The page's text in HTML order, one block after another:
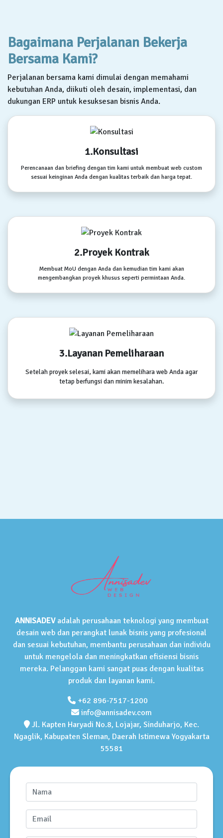
Bagaimana Perjalanan Bekerja
Bersama Kami?
Perjalanan bersama kami dimulai dengan memahami
kebutuhan Anda, diikuti oleh desain, implementasi, dan
dukungan ERP untuk kesuksesan bisnis Anda.
1.Konsultasi
Perencanaan dan briefing dengan tim kami untuk membuat web custom
sesuai keinginan Anda dengan kualitas terbaik dan harga tepat.
2.Proyek Kontrak
Membuat MoU dengan Anda dan kemudian tim kami akan
mengembangkan proyek khusus seperti permintaan Anda.
3.Layanan Pemeliharaan
Setelah proyek selesai, kami akan memelihara web Anda agar
tetap berfungsi dan minim kesalahan.
ANNISADEVadalah perusahaan teknologi yang membuat
desain web dan perangkat lunak bisnis yang profesional
dan sesuai kebutuhan, membantu perusahaan dan individu
untuk mengelola dan meningkatkan efisiensi bisnis
mereka. Pelanggan kami sangat puas dengan kualitas
produk dan layanan kami.
+62 896-7517-1200
info@annisadev.com
Jl. Kapten Haryadi No.8, Lojajar, Sinduharjo, Kec.
Ngaglik, Kabupaten Sleman, Daerah Istimewa Yogyakarta
55581